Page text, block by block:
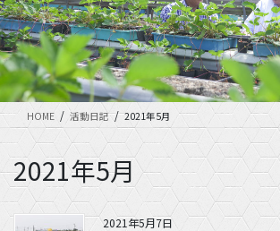
HOME 活動日記 2021年5月
2021年5月
2021年5月7日